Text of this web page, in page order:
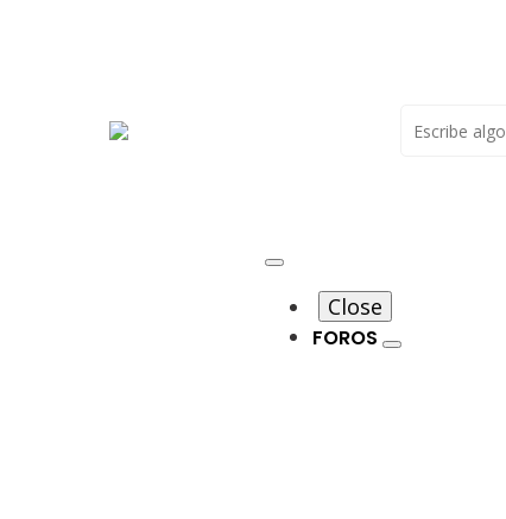
Buscar
Close
FOROS